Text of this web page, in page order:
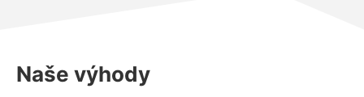
Naše výhody